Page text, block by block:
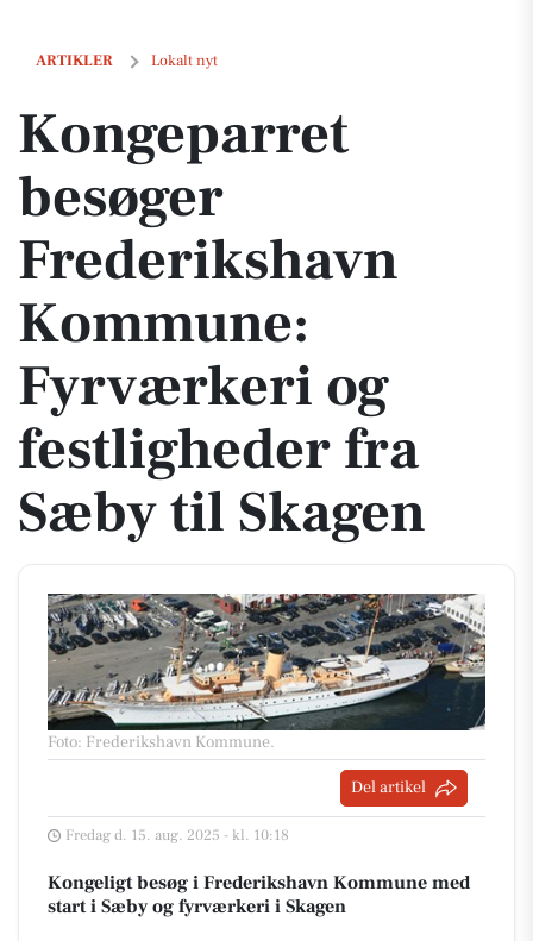
ARTIKLER Lokalt nyt
Kongeparret besøger Frederikshavn Kommune: Fyrværkeri og
Kongeparret
besøger
Frederikshavn
Kommune:
Fyrværkeri og
festligheder fra
Sæby til Skagen
Foto: Frederikshavn Kommune.
Del artikel
Fredag d. 15. aug. 2025 - kl. 10:18
Kongeligt besøg i Frederikshavn Kommune med
start i Sæby og fyrværkeri i Skagen